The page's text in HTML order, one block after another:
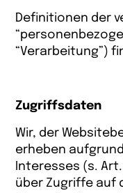
Definitionen der
“Verarbeitung”)
Zugriffsdaten
Wir, der
erheben
Interesses (s. Art.
über Zugriffe auf